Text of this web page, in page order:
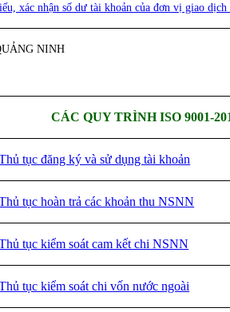
xác nhận số dư tài khoản của đơn vị giao
NINH
CÁC QUY TRÌNH ISO 9001-
tục đăng ký và sử dụng tài khoản
tục hoàn trả các khoản thu NSNN
tục kiểm soát cam kết chi NSNN
tục kiểm soát chi vốn nước ngoài